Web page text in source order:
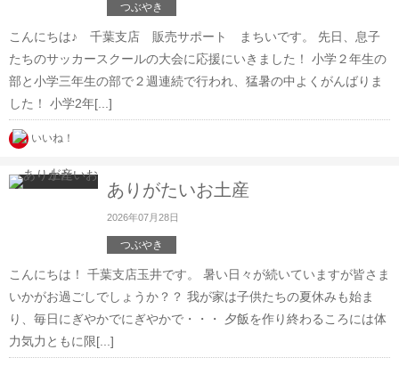
つぶやき
こんにちは♪ 千葉支店 販売サポート まちいです。 先日、息子
たちのサッカースクールの大会に応援にいきました！ 小学２年生の
部と小学三年生の部で２週連続で行われ、猛暑の中よくがんばりま
した！ 小学2年[...]
いいね！
ありがたいお土産
2026年07月28日
つぶやき
こんにちは！ 千葉支店玉井です。 暑い日々が続いていますが皆さま
いかがお過ごしでしょうか？？ 我が家は子供たちの夏休みも始ま
り、毎日にぎやかでにぎやかで・・・ 夕飯を作り終わるころには体
力気力ともに限[...]